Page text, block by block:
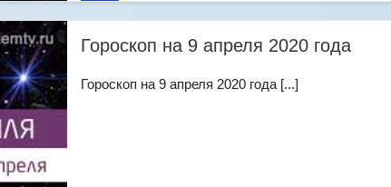
Гороскоп на 9 апреля 2020 года
Гороскоп на 9 апреля 2020 года [...]